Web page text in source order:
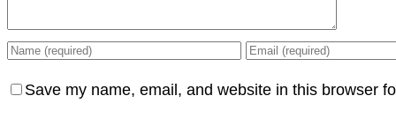
Save my name, email, and website in this browser